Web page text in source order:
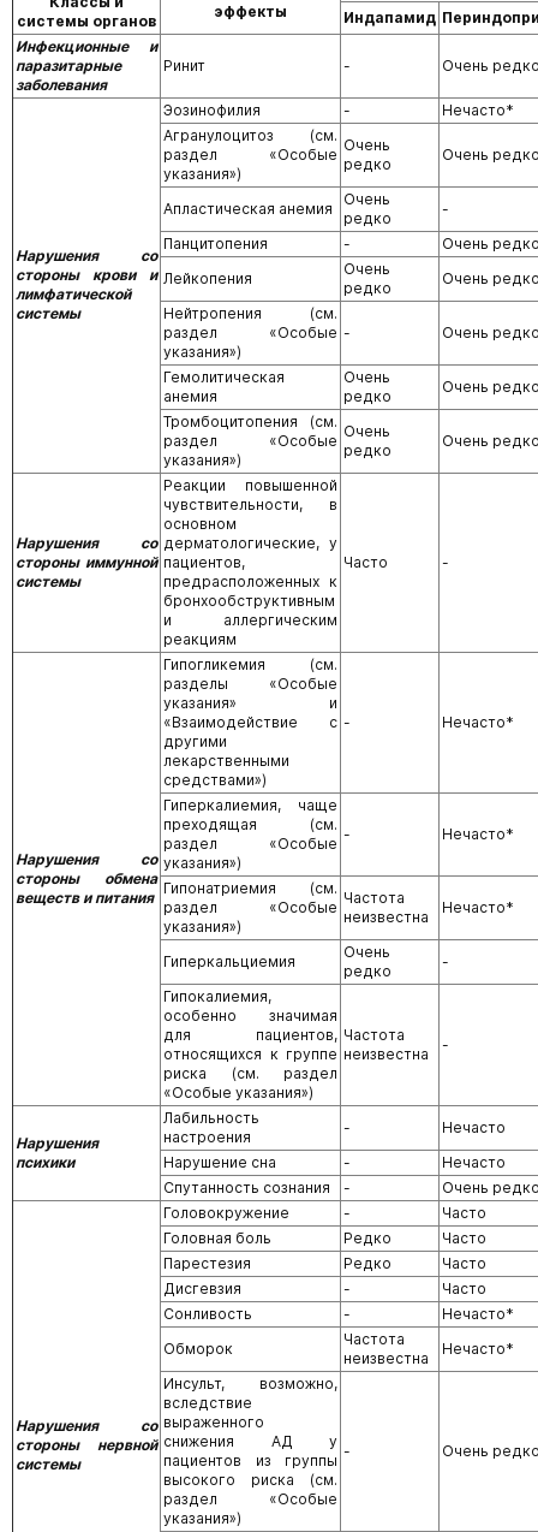
системы органов
эффекты
Индапамид
Инфекционные и
паразитарные
заболевания
Ринит - Очень
Нарушения со
стороны крови и
лимфатической
системы
Эозинофилия -
Нечасто*
Агранулоцитоз (см.
раздел «Особые
указания»)
Очень
редко
Очень
Апластическая анемия
Очень
редко
-
Панцитопения
-
Очень
Лейкопения
Очень
редко
Очень
Нейтропения (см.
раздел «Особые
указания»)
- Очень
Гемолитическая
анемия
Очень
редко
Очень
Тромбоцитопения (см.
раздел «Особые
указания»)
Очень
редко
Очень
Нарушения со
стороны иммунной
системы
Реакции повышенной
чувствительности, в
основном
дерматологические, у
пациентов,
предрасположенных к
бронхообструктивным
и аллергическим
реакциям
Часто -
Нарушения со
стороны обмена
веществ и питания
Гипогликемия (см.
разделы «Особые
указания» и
«Взаимодействие с
другими
лекарственными
средствами»)
- Нечасто*
Гиперкалиемия, чаще
преходящая (см.
раздел «Особые
указания»)
- Нечасто*
Гипонатриемия (см.
раздел «Особые
указания»)
Частота
неизвестна
Нечасто*
Гиперкальциемия
Очень
редко
-
Гипокалиемия,
особенно значимая
для пациентов,
относящихся к группе
риска (см. раздел
«Особые указания»)
Частота
неизвестна
-
Нарушения
психики
Лабильность
настроения
-
Нечасто
Нарушение сна
-
Нечасто
Спутанность сознания
- Очень
Нарушения со
стороны нервной
системы
Головокружение -
Часто
Головная боль
Редко
Часто
Парестезия
Редко
Часто
Дисгевзия
-
Часто
Сонливость
-
Нечасто*
Обморок
Частота
неизвестна
Нечасто*
Инсульт, возможно,
вследствие
выраженного
снижения АД у
пациентов из группы
высокого риска (см.
раздел «Особые
указания»)
- Очень